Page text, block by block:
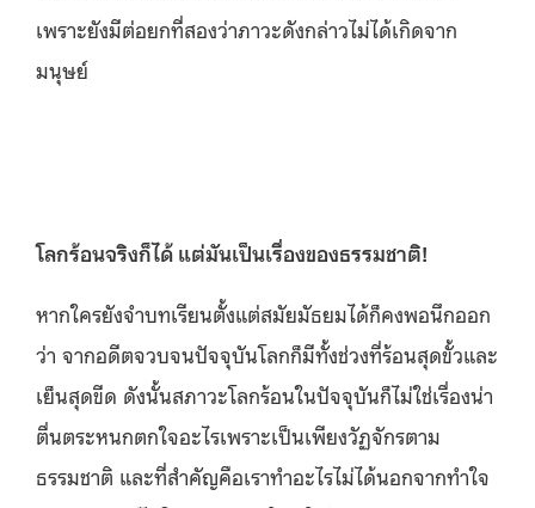
เพราะยังมีต่อยกที่สองว่าภาวะดังกล่าวไม่ได้เกิดจาก
มนุษย์
โลกร้อนจริงก็ได้ แต่มันเป็นเรื่องของธรรมชาติ!
หากใครยังจำบทเรียนตั้งแต่สมัยมัธยมได้ก็คงพอนึกออก
ว่า จากอดีตจวบจนปัจจุบันโลกก็มีทั้งช่วงที่ร้อนสุดขั้วและ
เย็นสุดขีด ดังนั้นสภาวะโลกร้อนในปัจจุบันก็ไม่ใช่เรื่องน่า
ตื่นตระหนกตกใจอะไรเพราะเป็นเพียงวัฏจักรตาม
ธรรมชาติ และที่สำคัญคือเราทำอะไรไม่ได้นอกจากทำใจ